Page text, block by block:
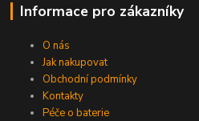
Informace pro zákazníky
O nás
Jak nakupovat
Obchodní podmínky
Kontakty
Péče o baterie